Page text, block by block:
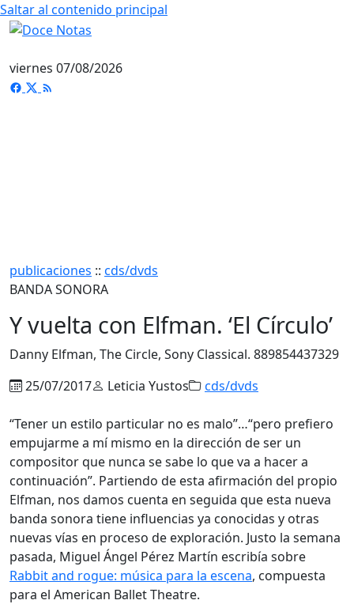
Saltar al contenido principal
viernes 07/08/2026
publicaciones :: cds/dvds
BANDA SONORA
Y vuelta con Elfman. ‘El Círculo’
Danny Elfman, The Circle, Sony Classical. 889854437329
25/07/2017
Leticia Yustos cds/dvds
“Tener un estilo particular no es malo”…“pero prefiero
empujarme a mí mismo en la dirección de ser un
compositor que nunca se sabe lo que va a hacer a
continuación”. Partiendo de esta afirmación del propio
Elfman, nos damos cuenta en seguida que esta nueva
banda sonora tiene influencias ya conocidas y otras
nuevas vías en proceso de exploración. Justo la semana
pasada, Miguel Ángel Pérez Martín escribía sobre
Rabbit and rogue: música para la escena, compuesta
para el American Ballet Theatre.